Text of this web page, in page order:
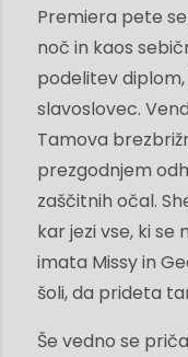
Premiera pete
noč in kaos
podelitev
slavoslovec.
Tamova
prezgodnjem
zaščitnih očal.
kar jezi vse, ki se
imata Missy in
šoli, da prideta
Še vedno se